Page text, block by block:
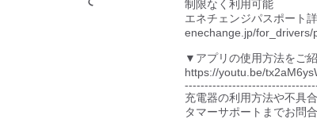
制限なく利用可能
エネチェンジパスポート
enechange.jp/for_drivers/
▼アプリの使用方法をご
https://youtu.be/
充電器の利用方法や不具
タマーサポートまでお問